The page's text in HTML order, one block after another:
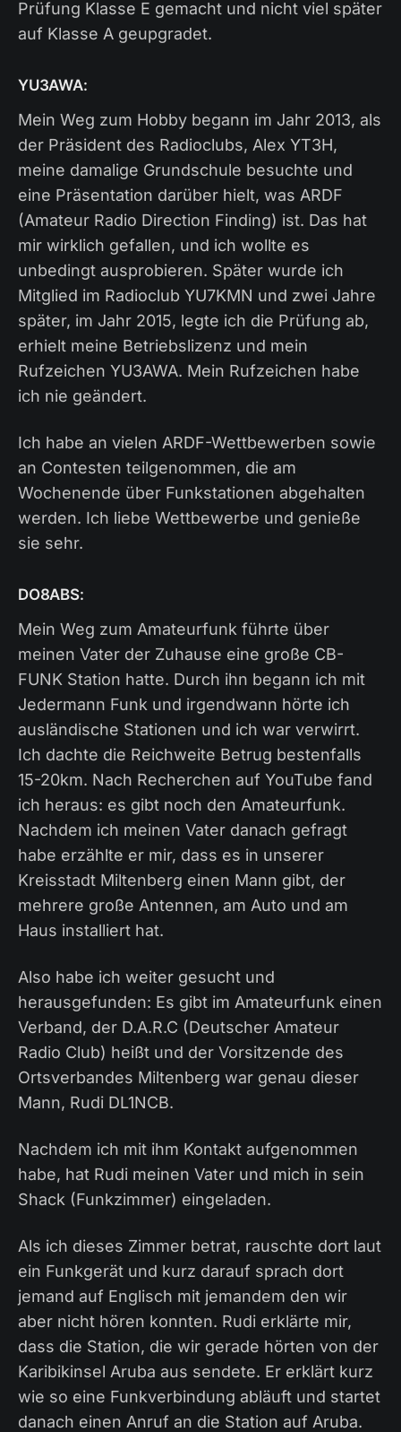
Prüfung Klasse E gemacht und nicht viel später
auf Klasse A geupgradet.
YU3AWA:
Mein Weg zum Hobby begann im Jahr 2013, als
der Präsident des Radioclubs, Alex YT3H,
meine damalige Grundschule besuchte und
eine Präsentation darüber hielt, was ARDF
(Amateur Radio Direction Finding) ist. Das hat
mir wirklich gefallen, und ich wollte es
unbedingt ausprobieren. Später wurde ich
Mitglied im Radioclub YU7KMN und zwei Jahre
später, im Jahr 2015, legte ich die Prüfung ab,
erhielt meine Betriebslizenz und mein
Rufzeichen YU3AWA. Mein Rufzeichen habe
ich nie geändert.
Ich habe an vielen ARDF-Wettbewerben sowie
an Contesten teilgenommen, die am
Wochenende über Funkstationen abgehalten
werden. Ich liebe Wettbewerbe und genieße
sie sehr.
DO8ABS:
Mein Weg zum Amateurfunk führte über
meinen Vater der Zuhause eine große CB-
FUNK Station hatte. Durch ihn begann ich mit
Jedermann Funk und irgendwann hörte ich
ausländische Stationen und ich war verwirrt.
Ich dachte die Reichweite Betrug bestenfalls
15-20km. Nach Recherchen auf YouTube fand
ich heraus: es gibt noch den Amateurfunk.
Nachdem ich meinen Vater danach gefragt
habe erzählte er mir, dass es in unserer
Kreisstadt Miltenberg einen Mann gibt, der
mehrere große Antennen, am Auto und am
Haus installiert hat.
Also habe ich weiter gesucht und
herausgefunden: Es gibt im Amateurfunk einen
Verband, der D.A.R.C (Deutscher Amateur
Radio Club) heißt und der Vorsitzende des
Ortsverbandes Miltenberg war genau dieser
Mann, Rudi DL1NCB.
Nachdem ich mit ihm Kontakt aufgenommen
habe, hat Rudi meinen Vater und mich in sein
Shack (Funkzimmer) eingeladen.
Als ich dieses Zimmer betrat, rauschte dort laut
ein Funkgerät und kurz darauf sprach dort
jemand auf Englisch mit jemandem den wir
aber nicht hören konnten. Rudi erklärte mir,
dass die Station, die wir gerade hörten von der
Karibikinsel Aruba aus sendete. Er erklärt kurz
wie so eine Funkverbindung abläuft und startet
danach einen Anruf an die Station auf Aruba.